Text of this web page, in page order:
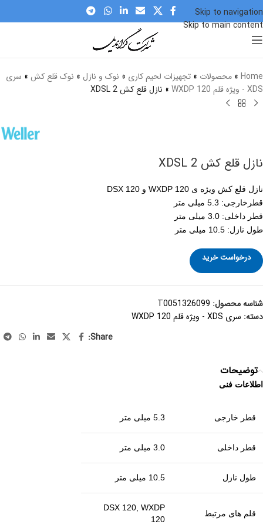
Skip to navigation
Skip to main content
برای بزرگنمایی کلیک کنید
Home
» محصولات » تجهیزات لحیم کاری » نوک و نازل » نوک قلع کش » سری
XDS - ویژه قلم WXDP 120
» نازل قلع کش XDSL 2
نازل قلع کش XDSL 2
نازل قلع کش ویژه ی WXDP 120 و DSX 120
قطرخارجی: 5.3 میلی متر
قطر داخلی: 3.0 میلی متر
طول نازل: 10.5 میلی متر
درخواست خرید
شناسه محصول: T0051326099
دسته: سری XDS - ویژه قلم WXDP 120
Share:
توضیحات
اطلاعات فنی
قطر خارجی 5.3 میلی متر
قطر داخلی 3.0 میلی متر
طول نازل 10.5 میلی متر
قلم های مرتبط
DSX 120, WXDP
120